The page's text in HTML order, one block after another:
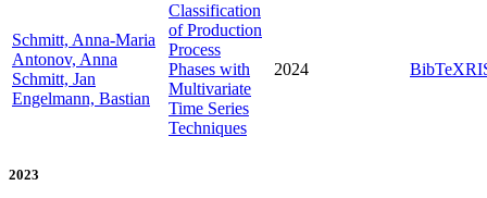
Schmitt, Anna-Maria
Antonov, Anna
Schmitt, Jan
Engelmann, Bastian
Classification
of Production
Process
Phases with
Multivariate
Time Series
Techniques
2024 BibTeX
2023